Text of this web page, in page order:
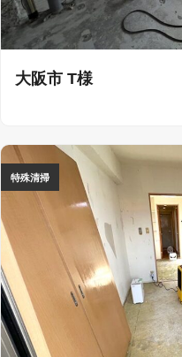
大阪市 T様
特殊清掃